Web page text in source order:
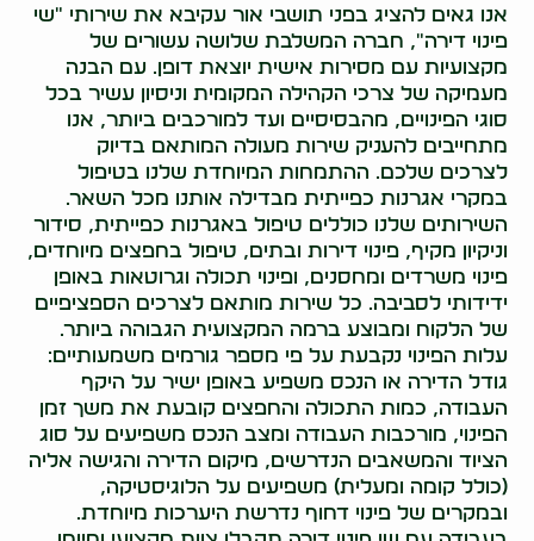
אנו גאים להציג בפני תושבי אור עקיבא את שירותי "שי
פינוי דירה", חברה המשלבת שלושה עשורים של
מקצועיות עם מסירות אישית יוצאת דופן. עם הבנה
מעמיקה של צרכי הקהילה המקומית וניסיון עשיר בכל
סוגי הפינויים, מהבסיסיים ועד למורכבים ביותר, אנו
מתחייבים להעניק שירות מעולה המותאם בדיוק
לצרכים שלכם. ההתמחות המיוחדת שלנו בטיפול
במקרי אגרנות כפייתית מבדילה אותנו מכל השאר.
השירותים שלנו כוללים טיפול באגרנות כפייתית, סידור
וניקיון מקיף, פינוי דירות ובתים, טיפול בחפצים מיוחדים,
פינוי משרדים ומחסנים, ופינוי תכולה וגרוטאות באופן
ידידותי לסביבה. כל שירות מותאם לצרכים הספציפיים
של הלקוח ומבוצע ברמה המקצועית הגבוהה ביותר.
עלות הפינוי נקבעת על פי מספר גורמים משמעותיים:
גודל הדירה או הנכס משפיע באופן ישיר על היקף
העבודה, כמות התכולה והחפצים קובעת את משך זמן
הפינוי, מורכבות העבודה ומצב הנכס משפיעים על סוג
הציוד והמשאבים הנדרשים, מיקום הדירה והגישה אליה
(כולל קומה ומעלית) משפיעים על הלוגיסטיקה,
ובמקרים של פינוי דחוף נדרשת היערכות מיוחדת.